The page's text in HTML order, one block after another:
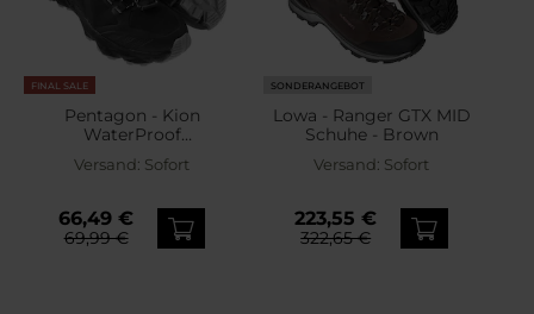
FINAL SALE
Pentagon - Kion
WaterProof
Trekkingschuhe - Stealth
Black
Versand: Sofort
66,49 €
69,99 €
SONDERANGEBOT
Lowa - Ranger GTX MID
Schuhe - Brown
Versand: Sofort
223,55 €
322,65 €